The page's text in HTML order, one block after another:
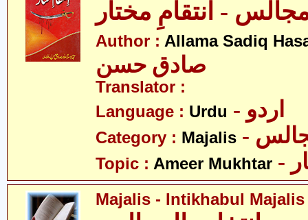
- انتقامِ مختار
Author : Allama Sadiq
صادق حسن
Translator :
Language : Urdu - اردو
Category : Majalis
Topic : Ameer Mukhtar
Majalis - Intikhabul Majalis